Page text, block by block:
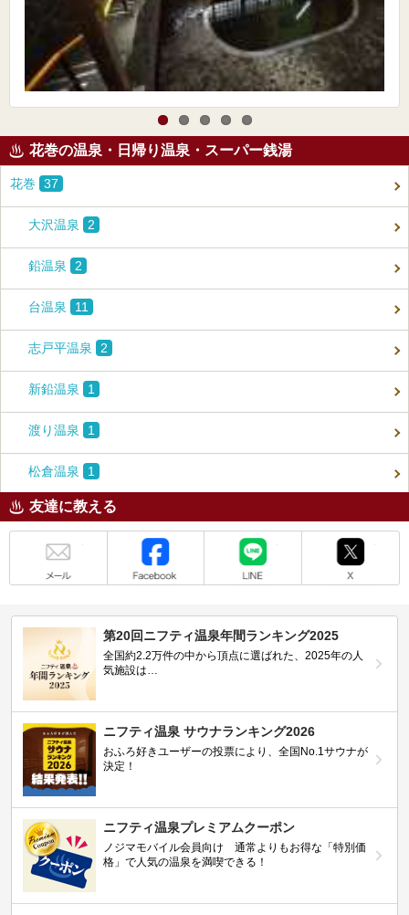
花巻の温泉・日帰り温泉・スーパー銭湯
花巻 37
大沢温泉 2
鉛温泉 2
台温泉 11
志戸平温泉 2
新鉛温泉 1
渡り温泉 1
松倉温泉 1
友達に教える
第20回ニフティ温泉年間ランキング2025
全国約2.2万件の中から頂点に選ばれた、2025年の人
気施設は…
ニフティ温泉 サウナランキング2026
おふろ好きユーザーの投票により、全国No.1サウナが
決定！
ニフティ温泉プレミアムクーポン
ノジマモバイル会員向け 通常よりもお得な「特別価
格」で人気の温泉を満喫できる！